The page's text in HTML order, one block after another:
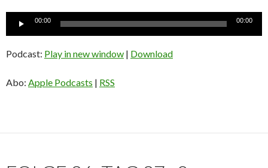
Audio-
00:00 00:00
Podcast: Play in new window | Download
Abo: Apple Podcasts | RSS